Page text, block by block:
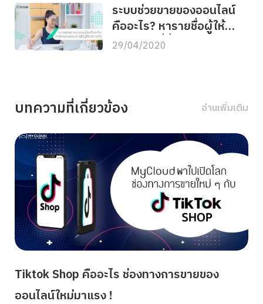
ระบบช่วยขายของออนไลน์
คืออะไร? หารายชื่อผู้ให้
บริการได้ที่นี่
29/04/2020
บทความที่เกี่ยวข้อง อ่านเพิ่มเติม
Tiktok Shop คืออะไร ช่องทางการขายของ
ออนไลน์ใหม่มาแรง !